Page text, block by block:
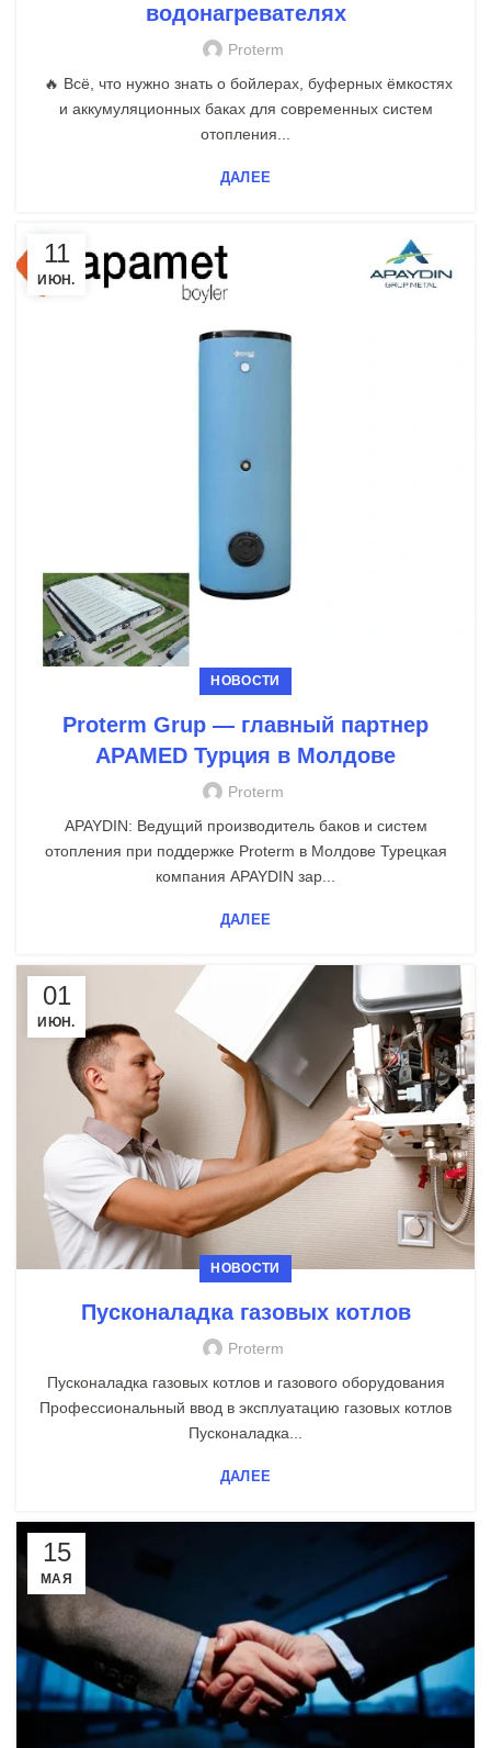
водонагревателях
Proterm
🔥 Всё, что нужно знать о бойлерах, буферных ёмкостях
и аккумуляционных баках для современных систем
отопления...
ДАЛЕЕ
11
ИЮН.
НОВОСТИ
Proterm Grup — главный партнер
APAMED Турция в Молдове
Proterm
APAYDIN: Ведущий производитель баков и систем
отопления при поддержке Proterm в Молдове Турецкая
компания APAYDIN зар...
ДАЛЕЕ
01
ИЮН.
НОВОСТИ
Пусконаладка газовых котлов
Proterm
Пусконаладка газовых котлов и газового оборудования
Профессиональный ввод в эксплуатацию газовых котлов
Пусконаладка...
ДАЛЕЕ
15
МАЯ